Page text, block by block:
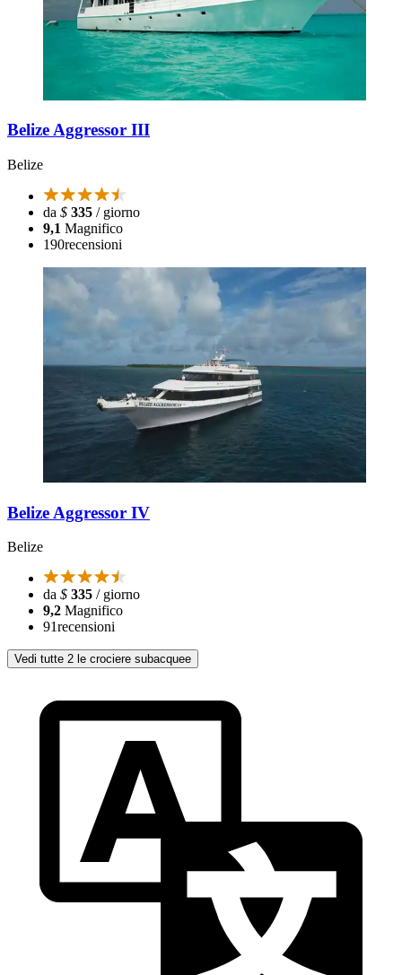
Belize Aggressor III
Belize
da $ 335 / giorno
9,1 Magnifico
190recensioni
Belize Aggressor IV
Belize
da $ 335 / giorno
9,2 Magnifico
91recensioni
Vedi tutte 2 le crociere subacquee